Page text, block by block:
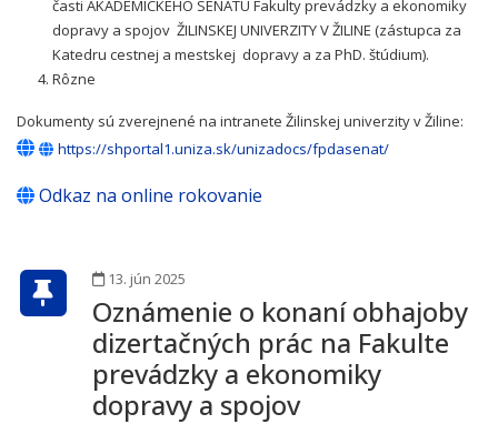
časti AKADEMICKÉHO SENÁTU Fakulty prevádzky a ekonomiky
dopravy a spojov ŽILINSKEJ UNIVERZITY V ŽILINE (zástupca za
Katedru cestnej a mestskej dopravy a za PhD. štúdium).
Rôzne
Dokumenty sú zverejnené na intranete Žilinskej univerzity v Žiline:
https://shportal1.uniza.sk/unizadocs/fpdasenat/
Odkaz na online rokovanie
13. jún 2025
Oznámenie o konaní obhajoby
dizertačných prác na Fakulte
prevádzky a ekonomiky
dopravy a spojov